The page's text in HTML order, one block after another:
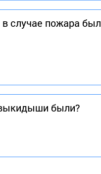
случае пожара был
выкидыши были?